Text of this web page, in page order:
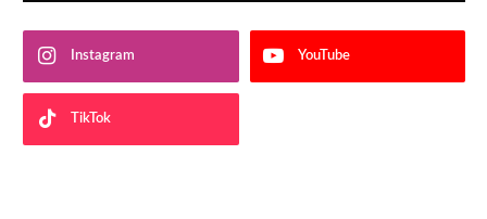
Instagram YouTube
TikTok